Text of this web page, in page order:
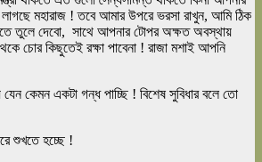
মহারাজ ! তবে আমার উপরে ভরসা রাখুন, আমি ঠিক
তুলে দেবো, সাথে আপনার টোপর অক্ষত অবস্থায়
চোর কিছুতেই রক্ষা পাবেনা ! রাজা মশাই আপনি
যেন কেমন একটা গন্ধ পাচ্ছি ! বিশেষ সুবিধার বলে তো
শুখতে হচ্ছে !